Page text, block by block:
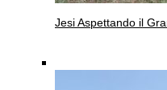
Jesi Aspettando il